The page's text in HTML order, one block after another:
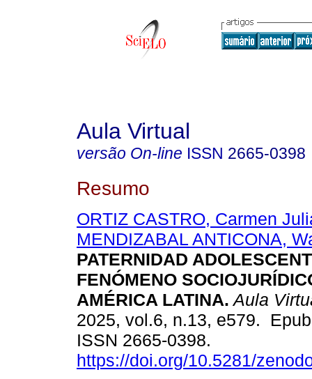
Aula Virtual
versão On-line ISSN 2665-0398
Resumo
ORTIZ CASTRO, Carmen
MENDIZABAL ANTICONA,
PATERNIDAD
FENÓMENO
AMÉRICA LATINA. Aula
2025, vol.6, n.13, e579.
ISSN 2665-0398.
https://doi.org/10.5281/